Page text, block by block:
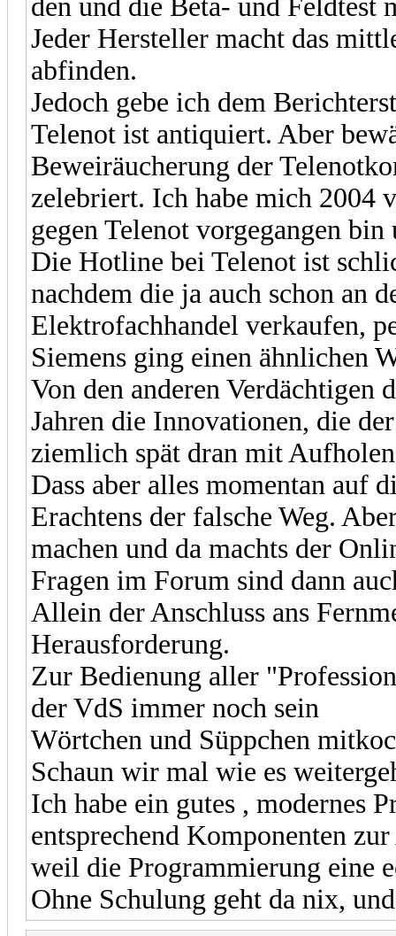
den und die Beta- und Feldtest
Jeder Hersteller macht das
abfinden.
Jedoch gebe ich dem
Telenot ist antiquiert. Aber
Beweiräucherung der
zelebriert. Ich habe mich 2004
gegen Telenot vorgegangen
Die Hotline bei Telenot ist
nachdem die ja auch schon an
Elektrofachhandel verkaufen,
Siemens ging einen ähnlichen
Von den anderen Verdächtigen
Jahren die Innovationen, die
ziemlich spät dran mit
Dass aber alles momentan auf
Erachtens der falsche Weg.
machen und da machts der
Fragen im Forum sind dann
Allein der Anschluss ans
Herausforderung.
Zur Bedienung aller
der VdS immer noch sein
Wörtchen und Süppchen
Schaun wir mal wie es
Ich habe ein gutes , modernes
entsprechend Komponenten
weil die Programmierung eine
Ohne Schulung geht da nix,